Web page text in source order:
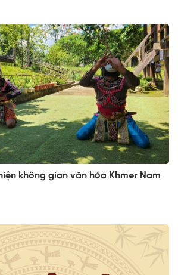
không gian văn hóa Khmer Nam